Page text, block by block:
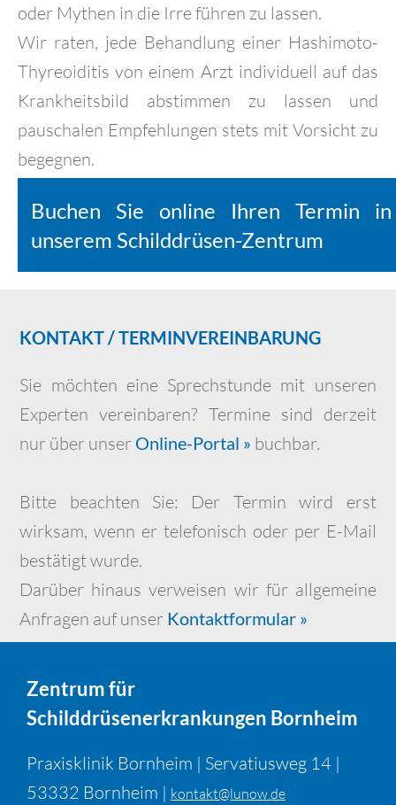
oder Mythen in die Irre führen zu lassen.
Wir raten, jede Behandlung einer Hashimoto-
Thyreoiditis von einem Arzt individuell auf das
Krankheitsbild abstimmen zu lassen und
pauschalen Empfehlungen stets mit Vorsicht zu
begegnen.
Buchen Sie online Ihren Termin in
unserem Schilddrüsen-Zentrum
KONTAKT / TERMINVEREINBARUNG
Sie möchten eine Sprechstunde mit unseren
Experten vereinbaren? Termine sind derzeit
nur über unser Online-Portal » buchbar.
Bitte beachten Sie: Der Termin wird erst
wirksam, wenn er telefonisch oder per E-Mail
bestätigt wurde.
Darüber hinaus verweisen wir für allgemeine
Anfragen auf unser Kontaktformular »
Zentrum für
Schilddrüsenerkrankungen Bornheim
Praxisklinik Bornheim | Servatiusweg 14 |
53332 Bornheim | kontakt@lunow.de